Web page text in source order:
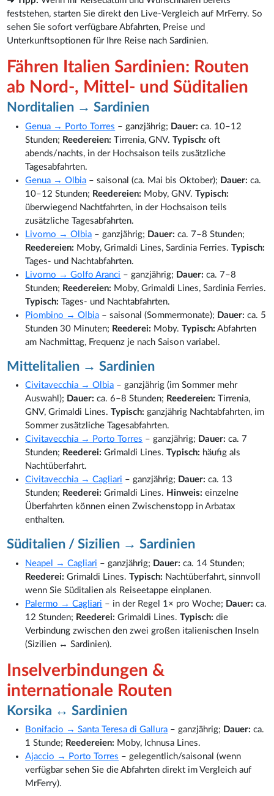
feststehen, starten Sie direkt den Live-Vergleich auf MrFerry. So
sehen Sie sofort verfügbare Abfahrten, Preise und
Unterkunftsoptionen für Ihre Reise nach Sardinien.
Fähren Italien Sardinien: Routen
ab Nord-, Mittel- und Süditalien
Norditalien → Sardinien
Genua → Porto Torres – ganzjährig; Dauer: ca. 10–12
Stunden; Reedereien: Tirrenia, GNV.Typisch: oft
abends/nachts, in der Hochsaison teils zusätzliche
Tagesabfahrten.
Genua → Olbia – saisonal (ca. Mai bis Oktober); Dauer: ca.
10–12 Stunden; Reedereien: Moby, GNV.Typisch:
überwiegend Nachtfahrten, in der Hochsaison teils
zusätzliche Tagesabfahrten.
Livorno → Olbia – ganzjährig; Dauer: ca. 7–8 Stunden;
Reedereien: Moby, Grimaldi Lines, Sardinia Ferries.Typisch:
Tages- und Nachtabfahrten.
Livorno → Golfo Aranci – ganzjährig; Dauer: ca. 7–8
Stunden; Reedereien: Moby, Grimaldi Lines, Sardinia Ferries.
Typisch: Tages- und Nachtabfahrten.
Piombino → Olbia – saisonal (Sommermonate); Dauer: ca. 5
Stunden 30 Minuten; Reederei: Moby.Typisch: Abfahrten
am Nachmittag, Frequenz je nach Saison variabel.
Mittelitalien → Sardinien
Civitavecchia → Olbia – ganzjährig (im Sommer mehr
Auswahl); Dauer: ca. 6–8 Stunden; Reedereien: Tirrenia,
GNV, Grimaldi Lines.Typisch: ganzjährig Nachtabfahrten, im
Sommer zusätzliche Tagesabfahrten.
Civitavecchia → Porto Torres – ganzjährig; Dauer: ca. 7
Stunden; Reederei: Grimaldi Lines.Typisch: häufig als
Nachtüberfahrt.
Civitavecchia → Cagliari – ganzjährig; Dauer: ca. 13
Stunden; Reederei: Grimaldi Lines. Hinweis: einzelne
Überfahrten können einen Zwischenstopp in Arbatax
enthalten.
Süditalien / Sizilien → Sardinien
Neapel → Cagliari – ganzjährig; Dauer: ca. 14 Stunden;
Reederei: Grimaldi Lines.Typisch: Nachtüberfahrt, sinnvoll
wenn Sie Süditalien als Reiseetappe einplanen.
Palermo → Cagliari – in der Regel 1× pro Woche; Dauer: ca.
12 Stunden; Reederei: Grimaldi Lines.Typisch: die
Verbindung zwischen den zwei großen italienischen Inseln
(Sizilien ↔ Sardinien).
Inselverbindungen &
internationale Routen
Korsika ↔ Sardinien
Bonifacio → Santa Teresa di Gallura – ganzjährig; Dauer: ca.
1 Stunde; Reedereien: Moby, Ichnusa Lines.
Ajaccio → Porto Torres – gelegentlich/saisonal (wenn
verfügbar sehen Sie die Abfahrten direkt im Vergleich auf
MrFerry).